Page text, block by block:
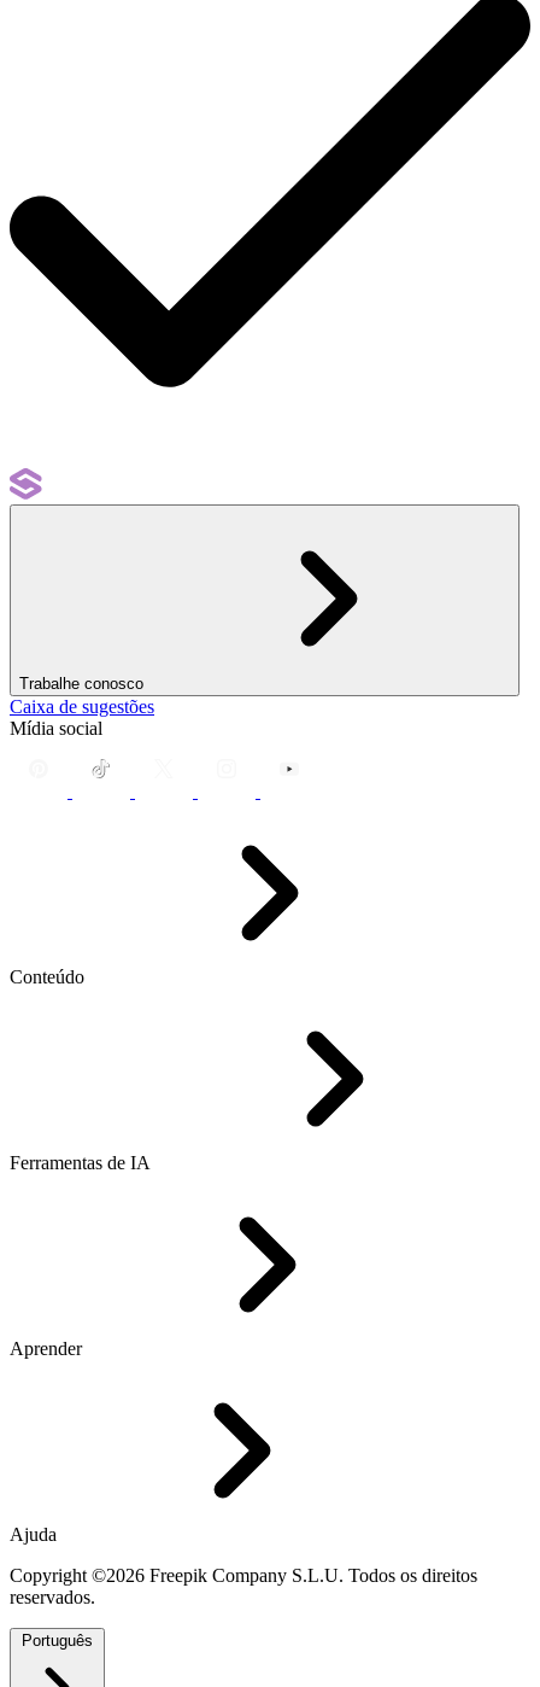
Trabalhe conosco
Caixa de sugestões
Mídia social
Conteúdo
Ferramentas de IA
Aprender
Ajuda
Copyright ©2026 Freepik Company S.L.U. Todos os direitos
reservados.
Português